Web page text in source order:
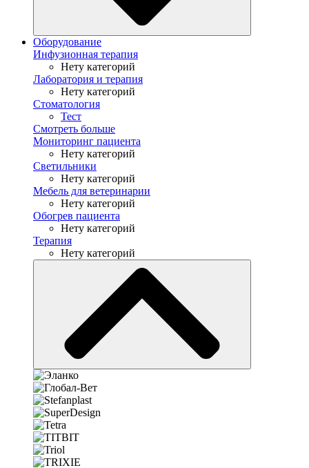
Оборудование
Инфузионная терапия
Нету категорий
Лаборатория и терапия
Нету категорий
Стоматология
Тест
Смотреть больше
Мониторинг пациента
Нету категорий
Светильники
Нету категорий
Мебель для ветеринарии
Нету категорий
Обогрев пациента
Нету категорий
Терапия
Нету категорий